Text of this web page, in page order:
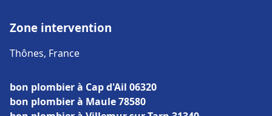
Zone intervention
Thônes, France
bon plombier à Cap d'Ail 06320
bon plombier à Maule 78580